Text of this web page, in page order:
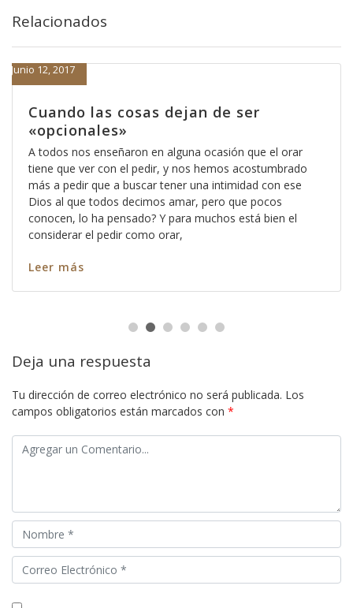
Relacionados
Cuando las cosas dejan de ser
«opcionales»
Junio 12, 2017
A todos nos enseñaron en alguna ocasión que el orar
tiene que ver con el pedir, y nos hemos acostumbrado
más a pedir que a buscar tener una intimidad con ese
Dios al que todos decimos amar, pero que pocos
conocen, lo ha pensado? Y para muchos está bien el
considerar el pedir como orar,
Leer más
Deja una respuesta
Tu dirección de correo electrónico no será publicada. Los
campos obligatorios están marcados con *